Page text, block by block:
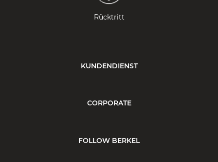
Rücktritt
KUNDENDIENST
CORPORATE
FOLLOW BERKEL